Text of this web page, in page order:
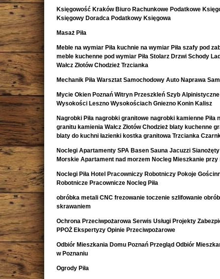
Księgowość Kraków Biuro Rachunkowe Podatkowe
Księgowy Doradca Podatkowy Księgowa
Masaż Piła
Meble na wymiar Piła kuchnie na wymiar Piła szafy pod
meble kuchenne pod wymiar Piła Stolarz Drzwi Schody
Wałcz Złotów Chodzież Trzcianka
Mechanik Piła Warsztat Samochodowy Auto Naprawa
Mycie Okien Poznań Witryn Przeszkleń Szyb
Wysokości Leszno Wysokościach Gniezno Konin Kalisz
Nagrobki Piła nagrobki granitowe nagrobki kamienne Piła
granitu kamienia Wałcz Złotów Chodzież blaty kuchenne
blaty do kuchni łazienki kostka granitowa Trzcianka
Noclegi Apartamenty SPA Basen Sauna Jacuzzi
Morskie Apartament nad morzem Nocleg Mieszkanie przy
Noclegi Piła Hotel Pracowniczy Robotniczy Pokoje
Robotnicze Pracownicze Nocleg Piła
obróbka metali CNC frezowanie toczenie szlifowanie
skrawaniem
Ochrona Przeciwpożarowa Serwis Usługi Projekty
PPOŻ Ekspertyzy Opinie Przeciwpożarowe
Odbiór Mieszkania Domu Poznań Przegląd Odbiór
w Poznaniu
Ogrody Piła